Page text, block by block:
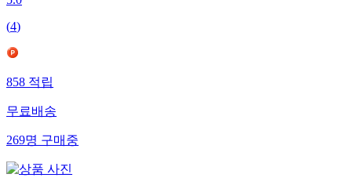
5.0
(4)
858적립
무료배송
269명구매중